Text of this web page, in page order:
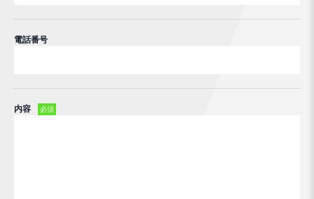
電話番号
内容 必須